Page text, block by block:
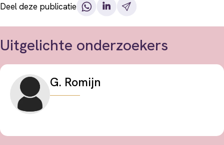
Deel deze publicatie
Uitgelichte onderzoekers
G. Romijn